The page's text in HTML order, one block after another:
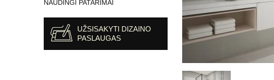
NAUDINGI PATARIMAI
UŽSISAKYTI DIZAINO
PASLAUGAS